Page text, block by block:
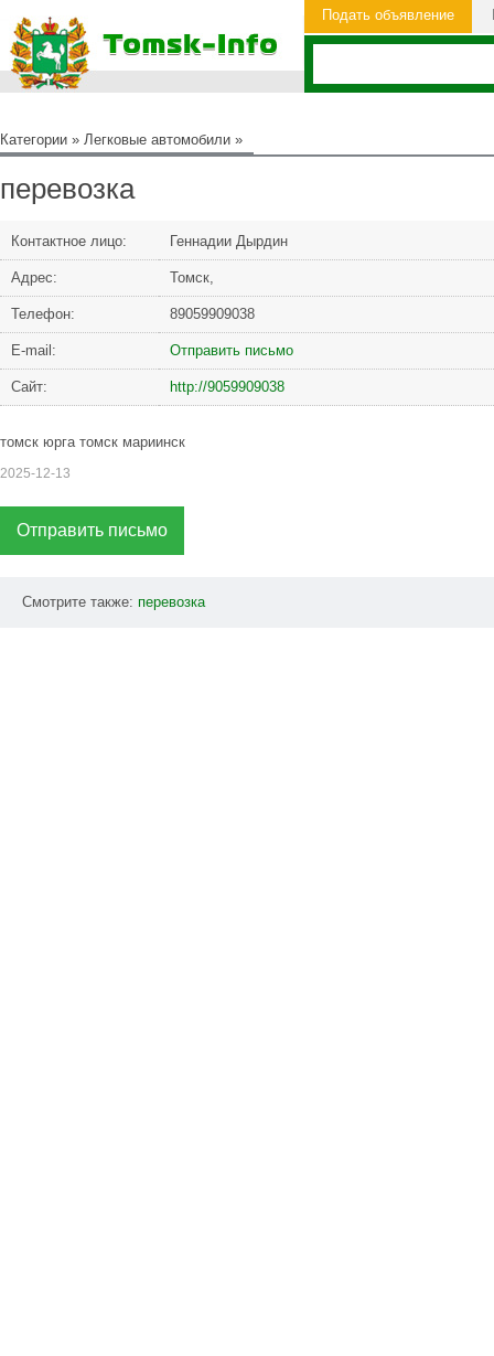
Подать объявление
Категории » Легковые автомобили »
перевозка
Контактное лицо: Геннадии Дырдин
Адрес: Томск,
Телефон: 89059909038
Е-mail: Отправить письмо
Сайт: http://9059909038
томск юрга томск мариинск
2025-12-13
Отправить письмо
Смотрите также: перевозка